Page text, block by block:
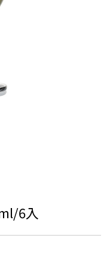
6入